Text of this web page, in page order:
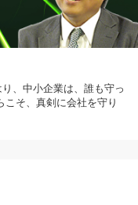
、中小企業は、誰も守っ
そ、真剣に会社を守り